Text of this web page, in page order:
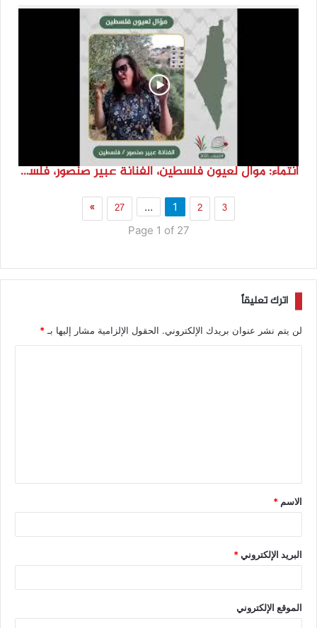
انتماء: موال لعيون فلسطين، الفنانة عبير صنصور، فلسطين
1 2 3
…
27
»
Page 1 of 27
اترك تعليقاً
لن يتم نشر عنوان بريدك الإلكتروني. الحقول الإلزامية مشار إليها بـ *
الاسم *
البريد الإلكتروني*
الموقع الإلكتروني